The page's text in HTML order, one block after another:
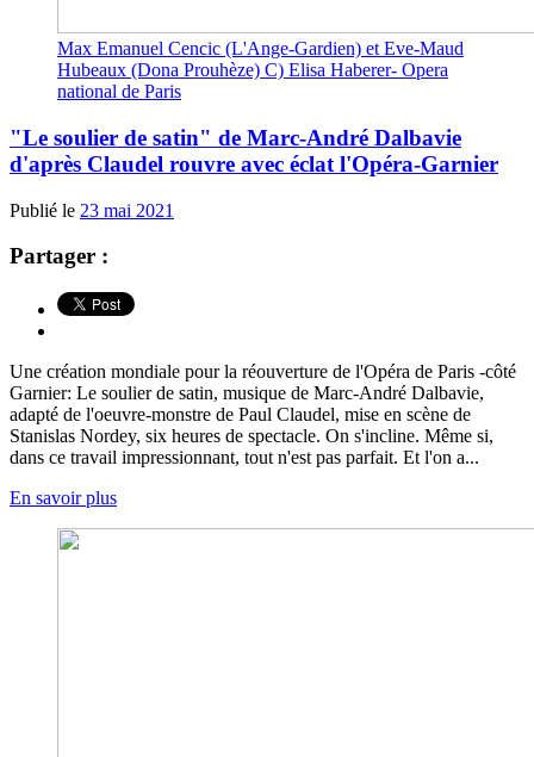
Max Emanuel Cencic (L'Ange-Gardien) et Eve-Maud
Hubeaux (Dona Prouhèze) C) Elisa Haberer- Opera
national de Paris
"Le soulier de satin" de Marc-André Dalbavie
d'après Claudel rouvre avec éclat l'Opéra-Garnier
Publié le 23 mai 2021
Partager :
Une création mondiale pour la réouverture de l'Opéra de Paris -côté
Garnier: Le soulier de satin, musique de Marc-André Dalbavie,
adapté de l'oeuvre-monstre de Paul Claudel, mise en scène de
Stanislas Nordey, six heures de spectacle. On s'incline. Même si,
dans ce travail impressionnant, tout n'est pas parfait. Et l'on a...
En savoir plus